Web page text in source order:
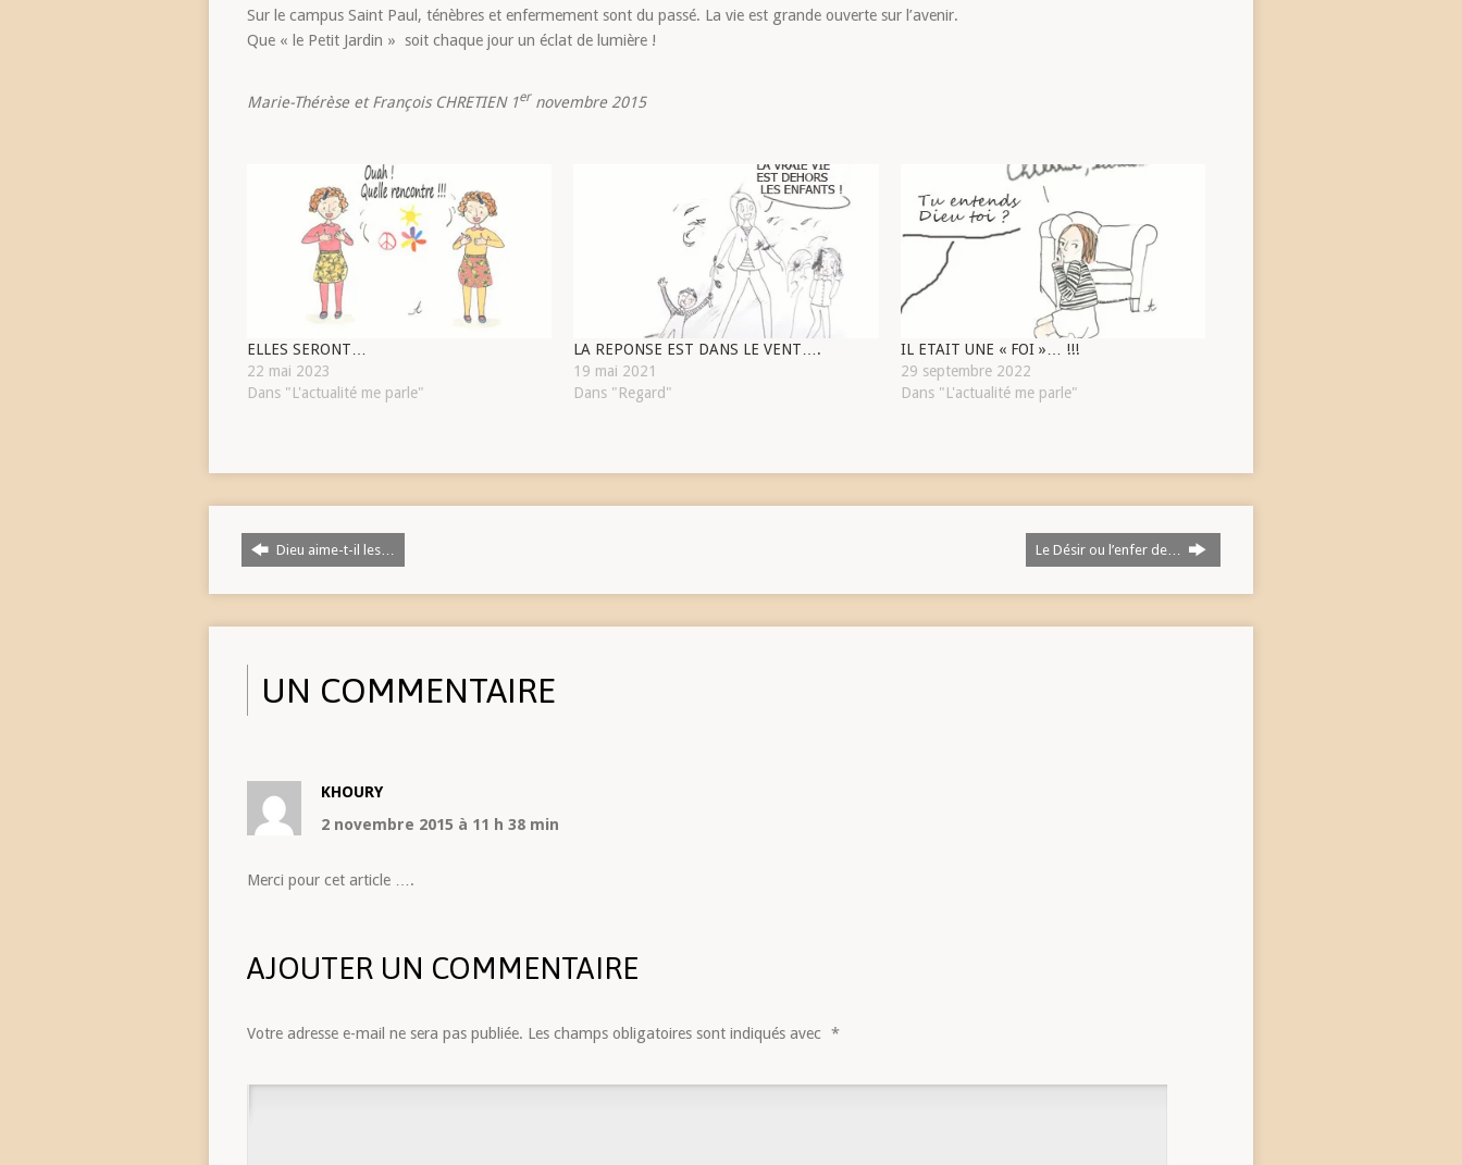
Sur le campus Saint Paul, ténèbres et enfermement sont du passé. La vie est grande ouverte sur l’avenir.
Que « le Petit Jardin » soit chaque jour un éclat de lumière !
Marie-Thérèse et François CHRETIEN 1er novembre 2015
ELLES SERONT…
22 mai 2023
Dans "L'actualité me parle"
LA REPONSE EST DANS LE VENT….
19 mai 2021
Dans "Regard"
IL ETAIT UNE « FOI »… !!!
29 septembre 2022
Dans "L'actualité me parle"
Dieu aime-t-il les… Le Désir ou l’enfer de…
UN COMMENTAIRE
KHOURY
2 novembre 2015 à 11 h 38 min
Merci pour cet article ….
AJOUTER UN COMMENTAIRE
Votre adresse e-mail ne sera pas publiée. Les champs obligatoires sont indiqués avec *